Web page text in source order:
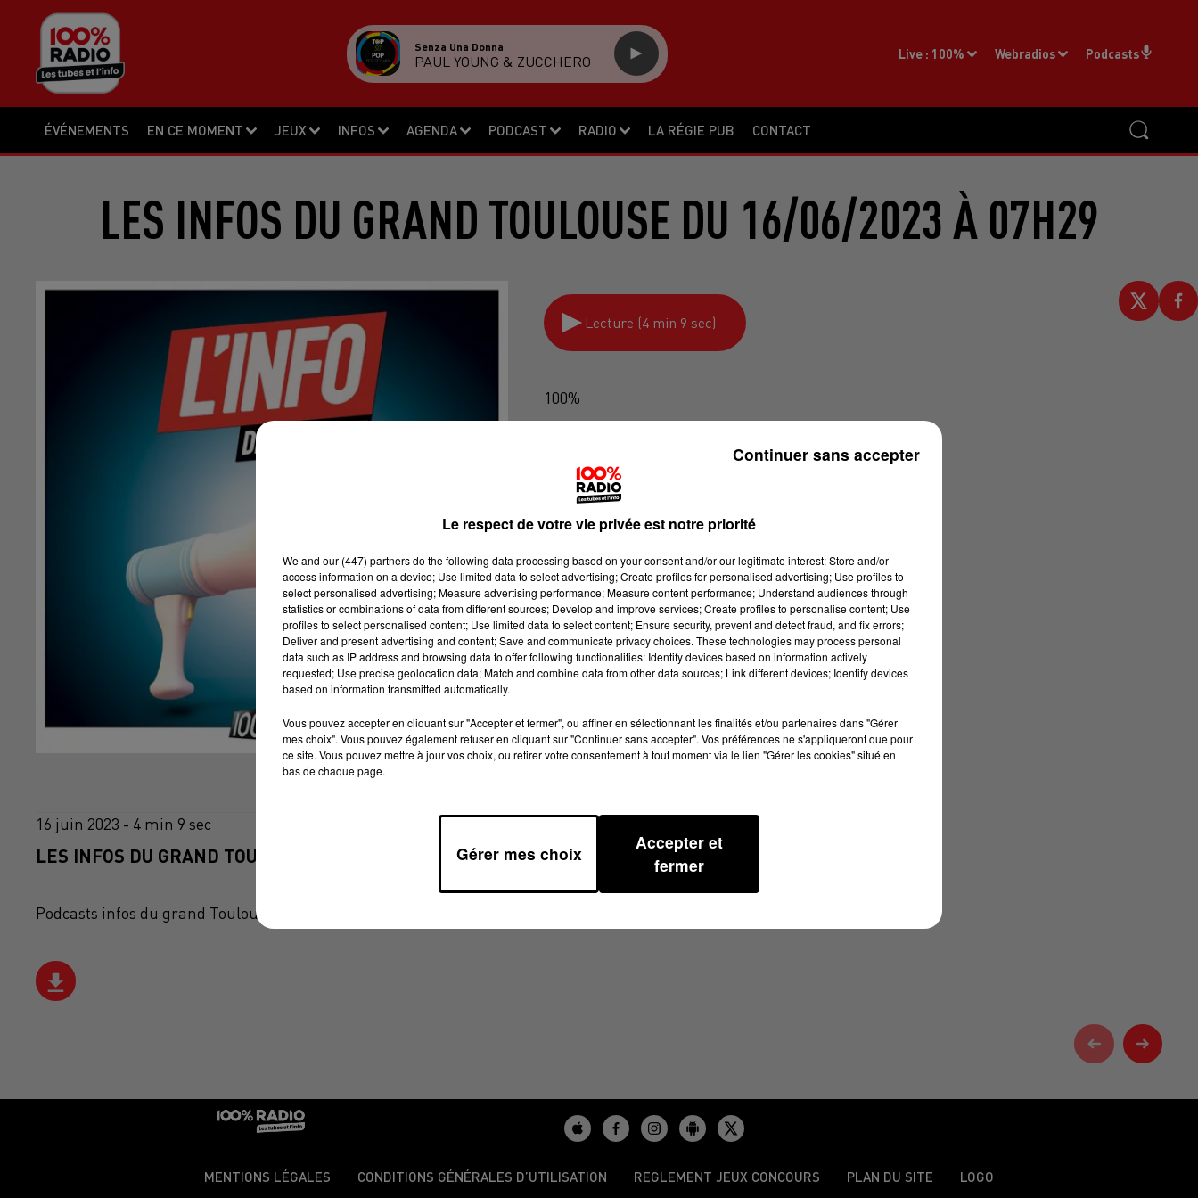
ÉVÉNEMENTS EN CE MOMENT JEUX INFOS AGENDA PODCAST RADIO LA RÉGIE PUB CONTACT
Live : 100% Webradios Podcasts
Senza Una Donna
PAUL YOUNG & ZUCCHERO
LES INFOS DU GRAND TOULOUSE DU 16/06/2023 À 07H29
Lecture (4 min 9 sec)
100%
16 juin 2023 - 4 min 9 sec
LES INFOS DU GRAND TOULOUSE DU 16/06/2023 À 07H29
Podcasts infos du grand Toulouse
MENTIONS LÉGALES CONDITIONS GÉNÉRALES D’UTILISATION REGLEMENT JEUX CONCOURS PLAN DU SITE LOGO
Le respect de votre vie privée est notre priorité
We and our (447) partnersdo the following data processing based on your consent and/or our legitimate interest: Store and/or
access information on a device; Use limited data to select advertising; Create profiles for personalised advertising; Use profiles to
select personalised advertising; Measure advertising performance; Measure content performance; Understand audiences through
statistics or combinations of data from different sources; Develop and improve services; Create profiles to personalise content; Use
profiles to select personalised content; Use limited data to select content; Ensure security, prevent and detect fraud, and fix errors;
Deliver and present advertising and content; Save and communicate privacy choices. These technologies may process personal
data such as IP address and browsing data to offer following functionalities: Identify devices based on information actively
requested; Use precise geolocation data; Match and combine data from other data sources; Link different devices; Identify devices
based on information transmitted automatically.
Vous pouvez accepter en cliquant sur "Accepter et fermer", ou affiner en sélectionnant les finalités et/ou partenaires dans "Gérer
mes choix". Vous pouvez également refuser en cliquant sur "Continuer sans accepter". Vos préférences ne s'appliqueront que pour
ce site. Vous pouvez mettre à jour vos choix, ou retirer votre consentement à tout moment via le lien "Gérer les cookies" situé en
bas de chaque page.
Gérer mes choix
Accepter et
fermer
Continuer sans accepter